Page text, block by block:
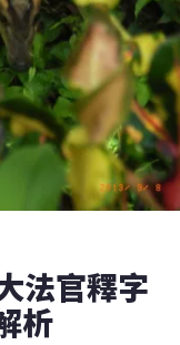
法官釋字
析